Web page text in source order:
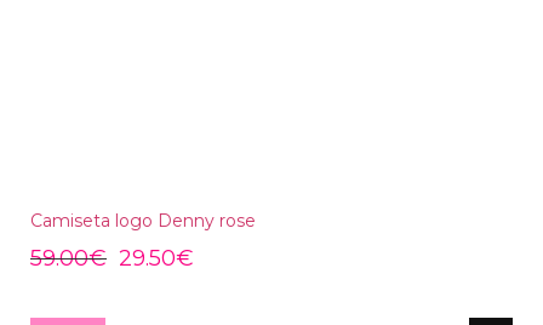
Camiseta logo Denny rose
59.00€ 29.50€